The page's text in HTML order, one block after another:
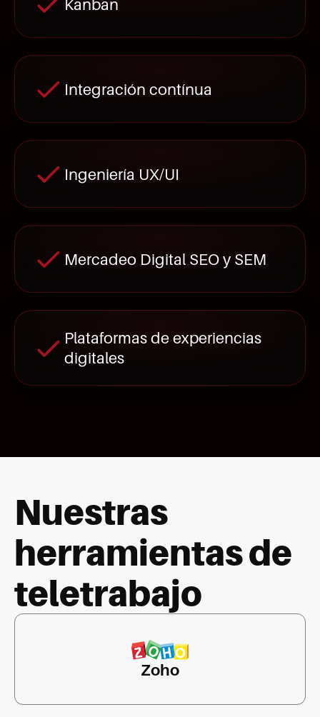
Kanban
Integración contínua
Ingeniería UX/UI
Mercadeo Digital SEO y SEM
Plataformas de experiencias
digitales
Nuestras
herramientas de
teletrabajo
Zoho